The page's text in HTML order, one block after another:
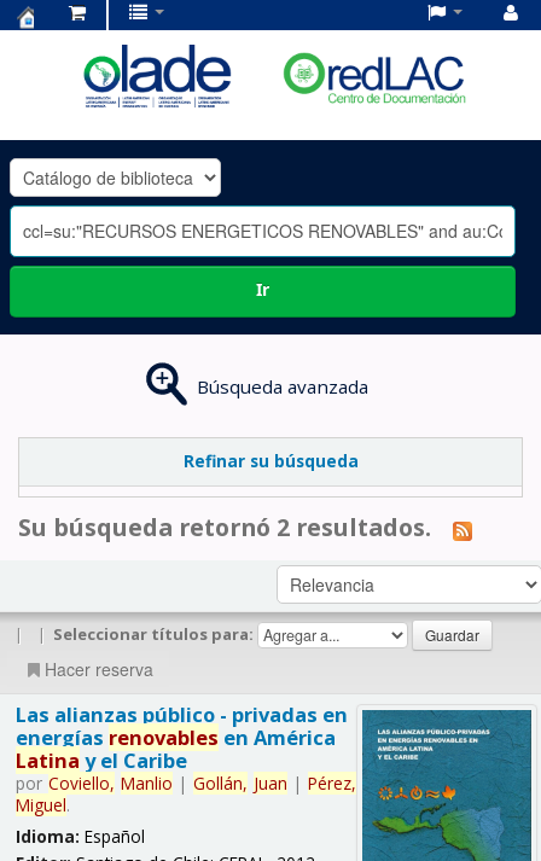
OLADE
-
Ir
Búsqueda avanzada
Refinar su búsqueda
Su búsqueda retornó 2 resultados.
| | Seleccionar títulos para:
Hacer reserva
Las alianzas público - privadas en
energías renovables en América
Latina y el Caribe
por Coviello, Manlio | Gollán, Juan | Pérez,
Miguel.
Idioma: Español